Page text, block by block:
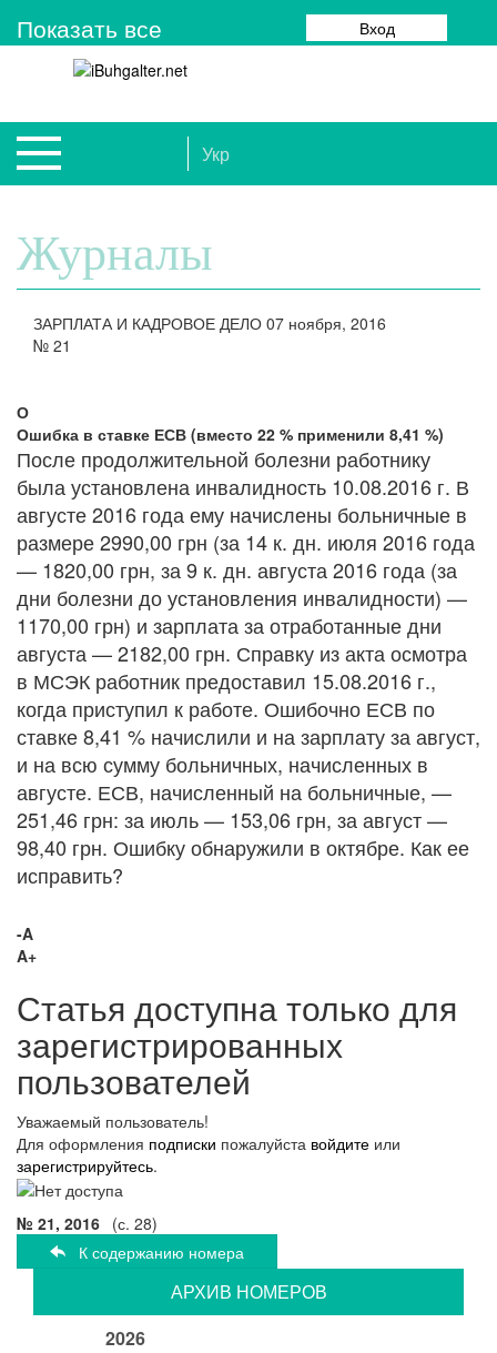
Показать все Вход
Укр
Журналы
ЗАРПЛАТА И КАДРОВОЕ ДЕЛО 07 ноября, 2016
№ 21
О
Ошибка в ставке ЕСВ (вместо 22 % применили 8,41 %)
После продолжительной болезни работнику
была установлена инвалидность 10.08.2016 г. В
августе 2016 года ему начислены больничные в
размере 2990,00 грн (за 14 к. дн. июля 2016 года
— 1820,00 грн, за 9 к. дн. августа 2016 года (за
дни болезни до установления инвалидности) —
1170,00 грн) и зарплата за отработанные дни
августа — 2182,00 грн. Справку из акта осмотра
в МСЭК работник предоставил 15.08.2016 г.,
когда приступил к работе. Ошибочно ЕСВ по
ставке 8,41 % начислили и на зарплату за август,
и на всю сумму больничных, начисленных в
августе. ЕСВ, начисленный на больничные, —
251,46 грн: за июль — 153,06 грн, за август —
98,40 грн. Ошибку обнаружили в октябре. Как ее
исправить?
-A
A+
Статья доступна только для
зарегистрированных
пользователей
Уважаемый пользователь!
Для оформления подписки пожалуйста войдите или
зарегистрируйтесь.
№ 21, 2016 (с. 28)
К содержанию номера
АРХИВ НОМЕРОВ
2026